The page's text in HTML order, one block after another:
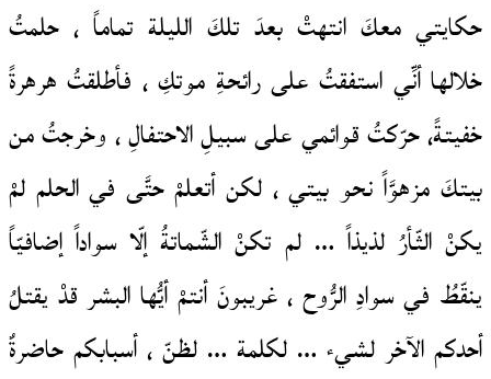
حكايتي معكَ انتهتْ بعدَ تلكَ الليلة تماماً ، حلمتُ
خلالها أنِّي استفقتُ على رائحةِ موتكِ ، فأطلقتُ هرهرةً
خفيتةً، حرّكتُ قوائمي على سبيلِ الاحتفالِ ، وخرجتُ من
بيتكَ مزهوَّاً نحو بيتي ، لكن أتعلمْ حتَّى في الحلم لمْ
يكنْ الثّأرُ لذيذاً … لم تكنْ الشّماتةُ إلّا سواداً إضافيّاً
ينقّطُ في سوادِ الرُّوح ، غريبونَ أنتمْ أيُّها البشر قدْ يقتلُ
أحدكم الآخر لشيء … لكلمة … لظنّ ، أسبابكم حاضرةٌ